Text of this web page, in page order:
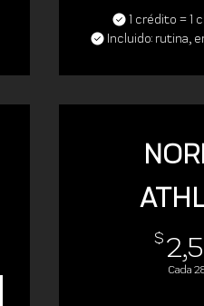
1 crédito = 1
Incluido: rutina,
$
Cada